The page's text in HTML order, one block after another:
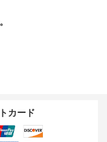
カード